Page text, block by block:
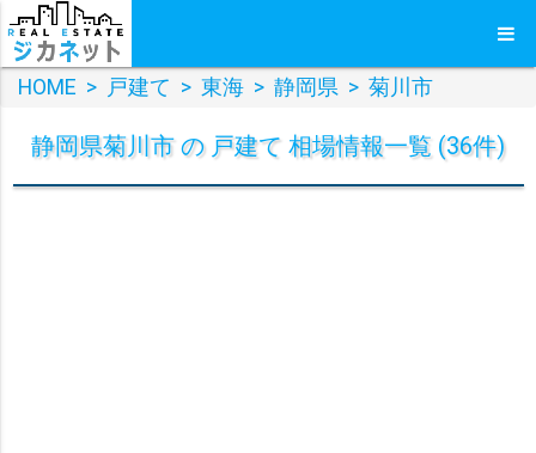
HOME > 戸建て > 東海 > 静岡県 > 菊川市
静岡県菊川市 の 戸建て 相場情報一覧 (36件)